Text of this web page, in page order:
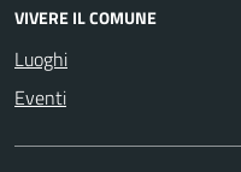
VIVERE IL COMUNE
Luoghi
Eventi